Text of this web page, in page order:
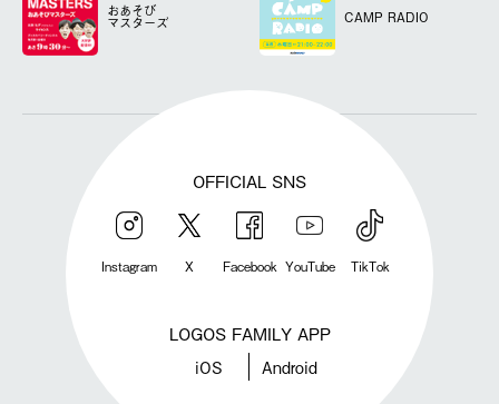
おあそび
マスターズ CAMP RADIO
OFFICIAL SNS
Instagram X Facebook YouTube TikTok
LOGOS FAMILY APP
iOS Android